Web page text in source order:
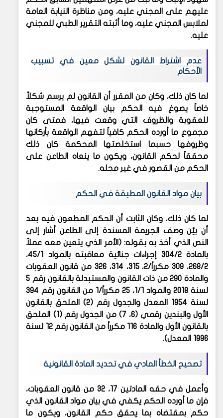
عليهم على المجني عليه، ومن مناظرة النيابة العامة
لملابس المجني عليه، وما أثبته التقرير الطبي للمجني
عليه.
عدم اشتراط القانون لشكل معين في تسبيب
الأحكام
لما كان ذلك، وكان من المقرر أن القانون لم يرسم شكلاً
خاصاً يصوغ فيه الحكم بيان الواقعة المستوجبة
للعقوبة والظروف التي وقعت فيها، فمتى كان
مجموع ما أورده الحكم كافياً لتفهم الواقعة بأركانها
وظروفها حسبما استخلصتها المحكمة كان ذلك
محققاً لحكم القانون، ويكون ما ينعاه الطاعن على
الحكم من القصور في غير محله.
بيان مواد القانون المطبقة في الحكم
لما كان ذلك، وكان الثابت أن الحكم المطعون فيه بعد
أن بيّن وصف الجريمة المسندة إلى الطاعن أشار إلى
النص الذي أخذ به بقوله: (الأمر الذي يتعين معه عملاً
بالمادة 304/2 إجراءات جنائية معاقبته بالمواد 45/1،
268/2، 309 مكرراً/2، 315، 314، 326 من قانون العقوبات
والمادة 290 من ذات القانون والمستبدلة بالقانون رقم 5
لسنة 2018 والمواد 1/1، 25 مكرراً/1 من القانون رقم 394
لسنة 1954 المعدل والجدول رقم (2) الملحق بالقانون
الأول والبندين رقمي (6، 7) من الجدول رقم (1) الملحق
بالقانون الأول والمادة 116 مكرراً من القانون رقم 12 لسنة
1996 المعدل).
تصحيح الخطأ المادي في تحديد المادة القانونية
وأعمل في حقه المادتين 17، 32 من قانون العقوبات،
فإن ما أورده الحكم يكفي في بيان مواد القانون الذي
حكم بمقتضاه بما يحقق حكم القانون، ويكون ما